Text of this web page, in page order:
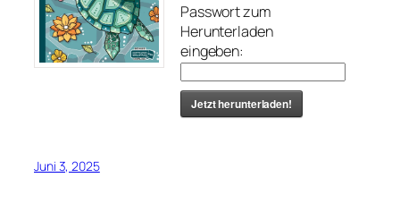
Passwort zum
Herunterladen
eingeben:
Jetzt herunterladen!
Juni 3, 2025